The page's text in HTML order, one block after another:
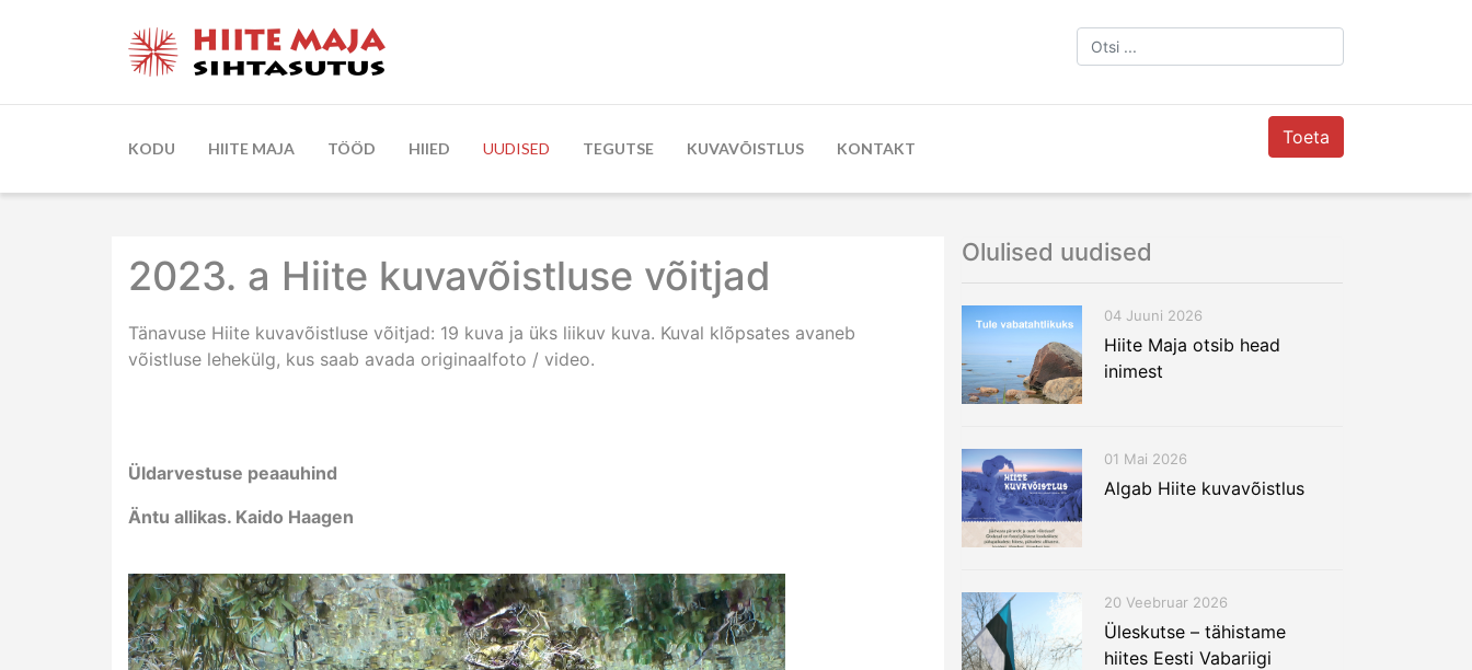
KODU HIITE MAJA TÖÖD HIIED UUDISED TEGUTSE KUVAVÕISTLUS KONTAKT
Toeta
2023. a Hiite kuvavõistluse võitjad
Tänavuse Hiite kuvavõistluse võitjad: 19 kuva ja üks liikuv kuva. Kuval klõpsates avaneb
võistluse lehekülg, kus saab avada originaalfoto / video.
Üldarvestuse peaauhind
Äntu allikas. Kaido Haagen
Olulised uudised
04 Juuni 2026
Hiite Maja otsib head
inimest
01 Mai 2026
Algab Hiite kuvavõistlus
20 Veebruar 2026
Üleskutse – tähistame
hiites Eesti Vabariigi